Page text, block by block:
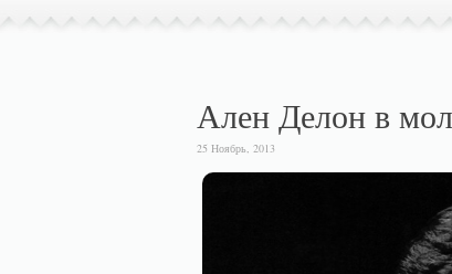
Ален Делон в
25 Ноябрь, 2013